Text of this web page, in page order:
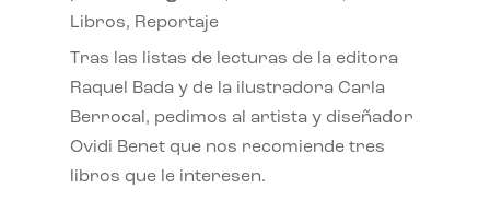
Libros, Reportaje
Tras las listas de lecturas de la editora
Raquel Bada y de la ilustradora Carla
Berrocal, pedimos al artista y diseñador
Ovidi Benet que nos recomiende tres
libros que le interesen.